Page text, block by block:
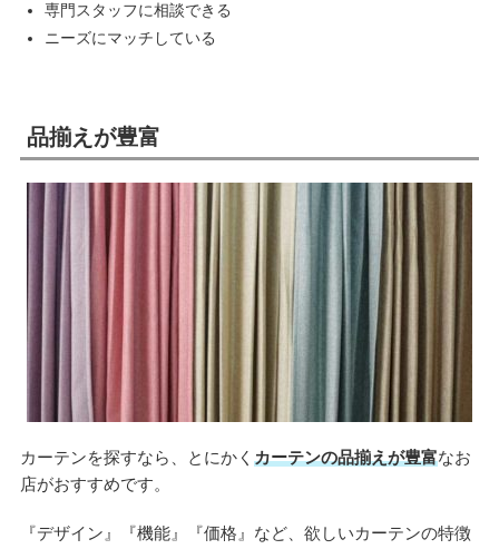
専門スタッフに相談できる
ニーズにマッチしている
品揃えが豊富
カーテンを探すなら、とにかく カーテンの品揃えが豊富なお
店がおすすめです。
『デザイン』『機能』『価格』など、欲しいカーテンの特徴